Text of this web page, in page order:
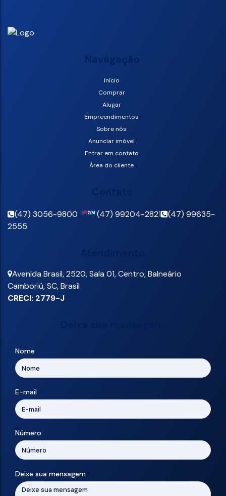
Navegação
Início
Comprar
Alugar
Empreendimentos
Sobre nós
Anunciar imóvel
Entrar em contato
Área do cliente
(47) 3056-9800 (47) 99204-2821
(47) 99635-
2555
Avenida Brasil,2520,Sala 01,Centro,Balneário
Camboriú,SC,Brasil
CRECI: 2779-J
Nome
E-mail
Número
Deixe sua mensagem